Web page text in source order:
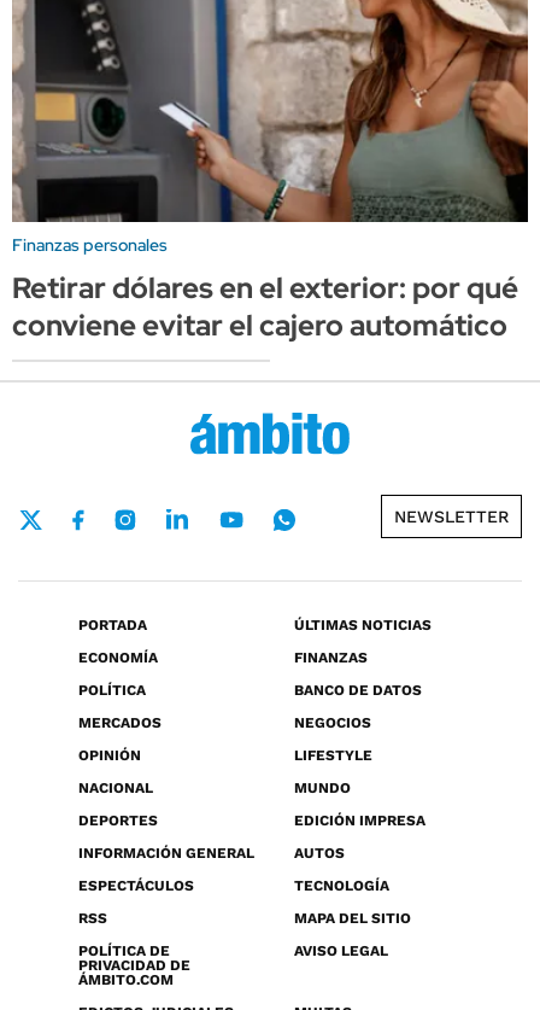
Finanzas personales
Retirar dólares en el exterior: por qué
conviene evitar el cajero automático
NEWSLETTER
PORTADA
ÚLTIMAS NOTICIAS
ECONOMÍA
FINANZAS
POLÍTICA
BANCO DE DATOS
MERCADOS
NEGOCIOS
OPINIÓN
LIFESTYLE
NACIONAL
MUNDO
DEPORTES
EDICIÓN IMPRESA
INFORMACIÓN GENERAL
AUTOS
ESPECTÁCULOS
TECNOLOGÍA
RSS
MAPA DEL SITIO
POLÍTICA DE
PRIVACIDAD DE
ÁMBITO.COM
AVISO LEGAL